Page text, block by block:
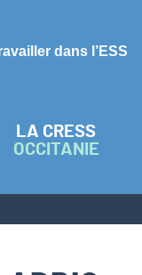
dans l’ESS
LA CRESS
OCCITANIE